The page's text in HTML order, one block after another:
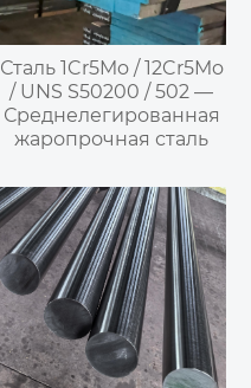
Сталь 1Cr5Mo / 12Cr5Mo
/ UNS S50200 / 502 —
Среднелегированная
жаропрочная сталь